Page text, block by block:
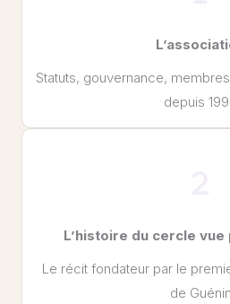
Statuts, gouvernance,
depuis
L’histoire du cercle vue
Le récit fondateur par le
de Guénin